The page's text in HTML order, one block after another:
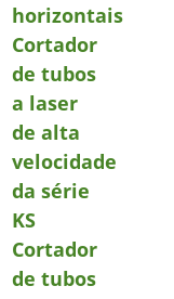
horizontais
Cortador
de tubos
a laser
de alta
velocidade
da série
KS
Cortador
de tubos